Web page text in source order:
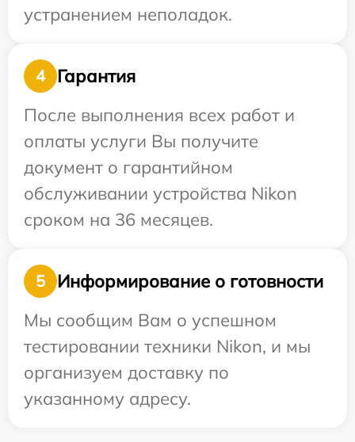
устранением неполадок.
4
Гарантия
После выполнения всех работ и
оплаты услуги Вы получите
документ о гарантийном
обслуживании устройства Nikon
сроком на 36 месяцев.
5
Информирование о готовности
Мы сообщим Вам о успешном
тестировании техники Nikon, и мы
организуем доставку по
указанному адресу.